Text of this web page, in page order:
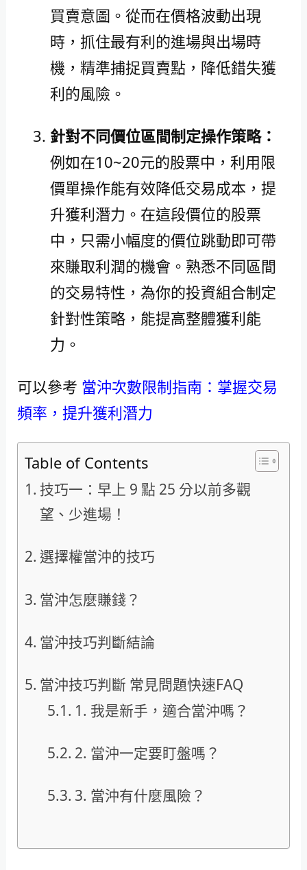
買賣意圖。從而在價格波動出現
時，抓住最有利的進場與出場時
機，精準捕捉買賣點，降低錯失獲
利的風險。
針對不同價位區間制定操作策略：
例如在10~20元的股票中，利用限
價單操作能有效降低交易成本，提
升獲利潛力。在這段價位的股票
中，只需小幅度的價位跳動即可帶
來賺取利潤的機會。熟悉不同區間
的交易特性，為你的投資組合制定
針對性策略，能提高整體獲利能
力。
可以參考 當沖次數限制指南：掌握交易
頻率，提升獲利潛力
Table of Contents
技巧一：早上 9 點 25 分以前多觀
望、少進場！
選擇權當沖的技巧
當沖怎麼賺錢？
當沖技巧判斷結論
當沖技巧判斷 常見問題快速FAQ
1. 我是新手，適合當沖嗎？
2. 當沖一定要盯盤嗎？
3. 當沖有什麼風險？